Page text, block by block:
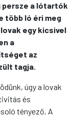
persze a lótartók
több ló éri meg
egy kicsivel
a
az
tagja.
úgy a lovak
és
tényező. A